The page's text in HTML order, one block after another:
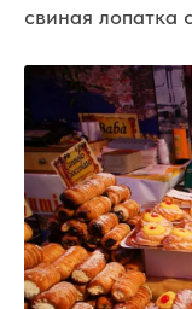
свиная лопатка